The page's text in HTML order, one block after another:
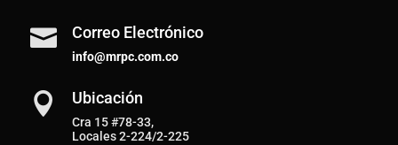
 Correo Electrónico
info@mrpc.com.co
 Ubicación
Cra 15 #78-33,
Locales 2-224/2-225